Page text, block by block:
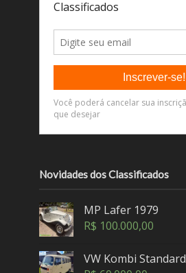
Novidades dos Classificados
MP Lafer 1979
R$ 100.000,00
VW Kombi